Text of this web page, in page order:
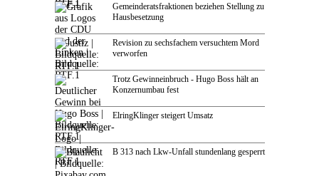
Gemeinderatsfraktionen beziehen Stellung zu
Hausbesetzung
Revision zu sechsfachem versuchtem Mord
verworfen
Trotz Gewinneinbruch - Hugo Boss hält an
Konzernumbau fest
ElringKlinger steigert Umsatz
B 313 nach Lkw-Unfall stundenlang gesperrt